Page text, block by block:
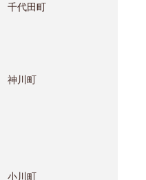
千代田町
神川町
小川町